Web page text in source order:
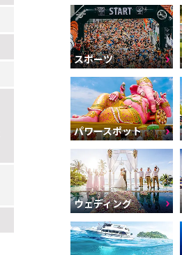
スポーツ
パワースポット
ウェディング